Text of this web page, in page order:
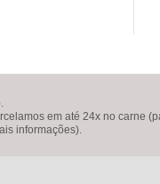
em até 24x no carne
informações).